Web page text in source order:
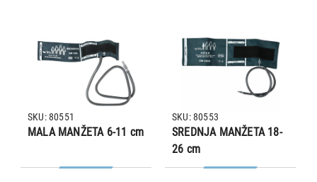
MALA MANŽETA 6-11 cm
SKU: 80551
SREDNJA MANŽETA 18-
26 cm
SKU: 80553